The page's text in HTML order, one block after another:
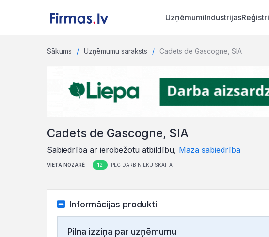
UzņēmumiIndustrijasReģistri
Sākums Uzņēmumu saraksts Cadets de Gascogne, SIA
Cadets de Gascogne, SIA
Sabiedrība ar ierobežotu atbildību, Maza sabiedrība
VIETA NOZARĒ 12 PĒC DARBINIEKU SKAITA
Informācijas produkti
Pilna izziņa par uzņēmumu